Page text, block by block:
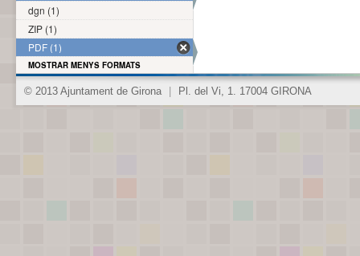
dgn (1)
ZIP (1)
PDF (1)
MOSTRAR MENYS FORMATS
© 2013 Ajuntament de Girona Pl. del Vi, 1. 17004 GIRONA